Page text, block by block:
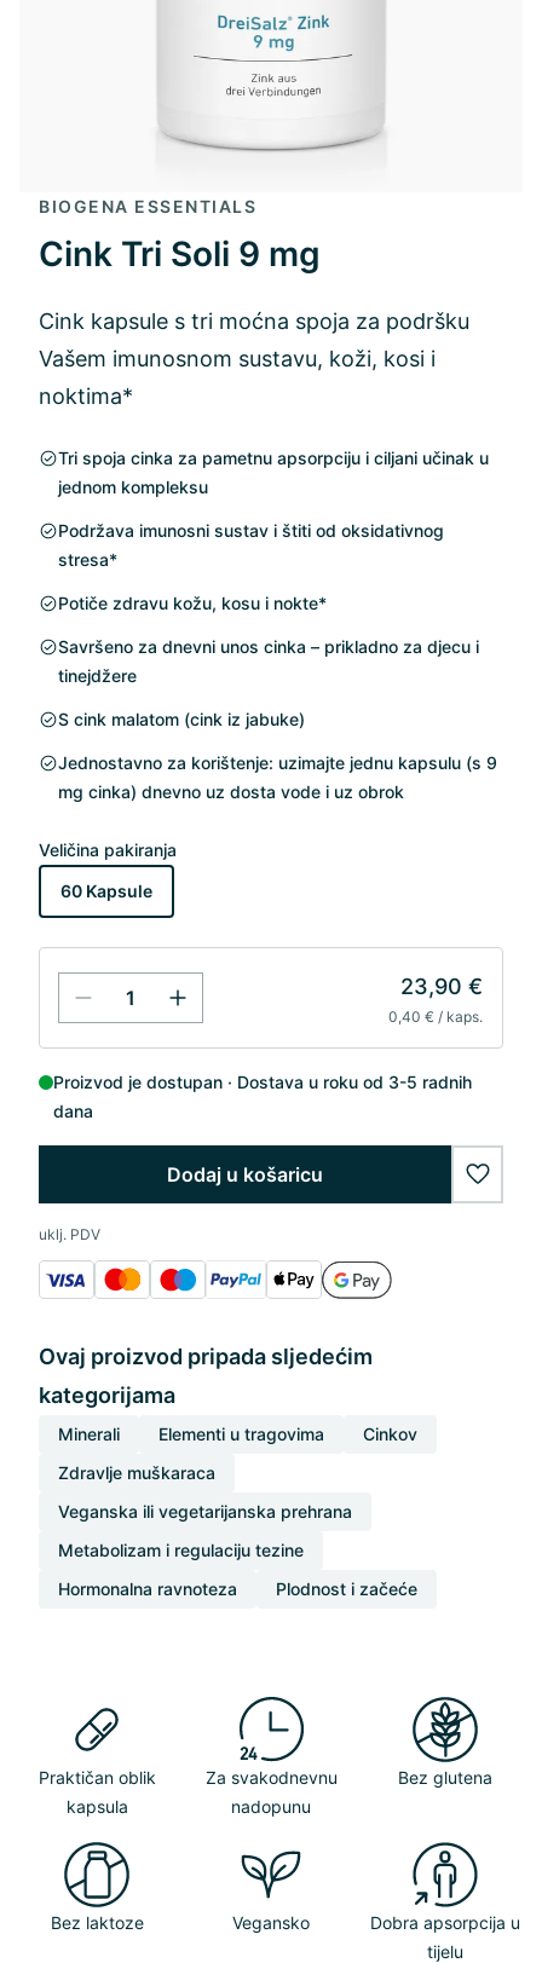
BIOGENA ESSENTIALS
Cink Tri Soli 9 mg
Cink kapsule s tri moćna spoja za podršku
Vašem imunosnom sustavu, koži, kosi i
noktima*
Tri spoja cinka za pametnu apsorpciju i ciljani učinak u
jednom kompleksu
Podržava imunosni sustav i štiti od oksidativnog
stresa*
Potiče zdravu kožu, kosu i nokte*
Savršeno za dnevni unos cinka – prikladno za djecu i
tinejdžere
S cink malatom (cink iz jabuke)
Jednostavno za korištenje: uzimajte jednu kapsulu (s 9
mg cinka) dnevno uz dosta vode i uz obrok
Veličina pakiranja
60 Kapsule
23,90 €
0,40 € / kaps.
Proizvod je dostupan
Dostava u roku od 3-5 radnih
dana
Dodaj u košaricu
uklj. PDV
Ovaj proizvod pripada sljedećim
kategorijama
Minerali Elementi u tragovima
Cinkov
Zdravlje muškaraca
Veganska ili vegetarijanska prehrana
Metabolizam i regulaciju tezine
Hormonalna ravnoteza
Plodnost i začeće
Praktičan oblik
kapsula
Za svakodnevnu
nadopunu
Bez glutena
Bez laktoze Vegansko
Dobra apsorpcija u
tijelu